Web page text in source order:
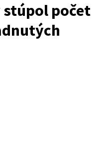
stúpol počet